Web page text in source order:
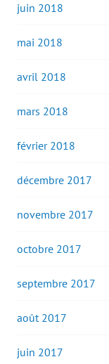
juin 2018
mai 2018
avril 2018
mars 2018
février 2018
décembre 2017
novembre 2017
octobre 2017
septembre 2017
août 2017
juin 2017